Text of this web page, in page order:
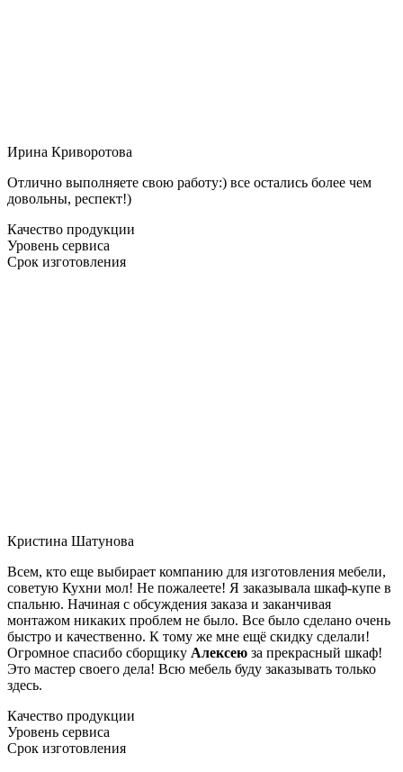
Ирина Криворотова
Отлично выполняете свою работу:) все остались более чем
довольны, респект!)
Качество продукции
Уровень сервиса
Срок изготовления
Кристина Шатунова
Всем, кто еще выбирает компанию для изготовления мебели,
советую Кухни мол! Не пожалеете! Я заказывала шкаф-купе в
спальню. Начиная с обсуждения заказа и заканчивая
монтажом никаких проблем не было. Все было сделано очень
быстро и качественно. К тому же мне ещё скидку сделали!
Огромное спасибо сборщику Алексею за прекрасный шкаф!
Это мастер своего дела! Всю мебель буду заказывать только
здесь.
Качество продукции
Уровень сервиса
Срок изготовления